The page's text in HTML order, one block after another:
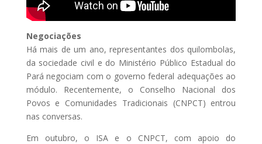
Negociações
Há mais de um ano, representantes dos quilombolas,
da sociedade civil e do Ministério Público Estadual do
Pará negociam com o governo federal adequações ao
módulo. Recentemente, o Conselho Nacional dos
Povos e Comunidades Tradicionais (CNPCT) entrou
nas conversas.
Em outubro, o ISA e o CNPCT, com apoio do